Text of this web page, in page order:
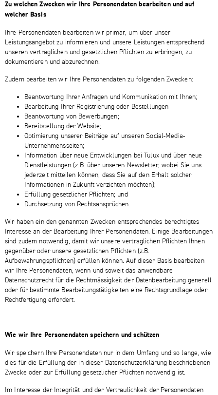
Zu welchen Zwecken wir Ihre Personendaten bearbeiten und auf
welcher Basis
Ihre Personendaten bearbeiten wir primär, um über unser
Leistungsangebot zu informieren und unsere Leistungen entsprechend
unseren vertraglichen und gesetzlichen Pflichten zu erbringen, zu
dokumentieren und abzurechnen.
Zudem bearbeiten wir Ihre Personendaten zu folgenden Zwecken:
Beantwortung Ihrer Anfragen und Kommunikation mit Ihnen;
Bearbeitung Ihrer Registrierung oder Bestellungen
Beantwortung von Bewerbungen;
Bereitstellung der Website;
Optimierung unserer Beiträge auf unseren Social-Media-
Unternehmensseiten;
Information über neue Entwicklungen bei Tulux und über neue
Dienstleistungen (z.B. über unseren Newsletter; wobei Sie uns
jederzeit mitteilen können, dass Sie auf den Erhalt solcher
Informationen in Zukunft verzichten möchten);
Erfüllung gesetzlicher Pflichten; und
Durchsetzung von Rechtsansprüchen.
Wir haben ein den genannten Zwecken entsprechendes berechtigtes
Interesse an der Bearbeitung Ihrer Personendaten. Einige Bearbeitungen
sind zudem notwendig, damit wir unsere vertraglichen Pflichten Ihnen
gegenüber oder unsere gesetzlichen Pflichten (z.B.
Aufbewahrungspflichten) erfüllen können. Auf dieser Basis bearbeiten
wir Ihre Personendaten, wenn und soweit das anwendbare
Datenschutzrecht für die Rechtmässigkeit der Datenbearbeitung generell
oder für bestimmte Bearbeitungstätigkeiten eine Rechtsgrundlage oder
Rechtfertigung erfordert.
Wie wir Ihre Personendaten speichern und schützen
Wir speichern Ihre Personendaten nur in dem Umfang und so lange, wie
dies für die Erfüllung der in dieser Datenschutzerklärung beschriebenen
Zwecke oder zur Erfüllung gesetzlicher Pflichten notwendig ist.
Im Interesse der Integrität und der Vertraulichkeit der Personendaten